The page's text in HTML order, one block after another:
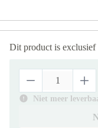
Dit product is exclusief
Niet meer